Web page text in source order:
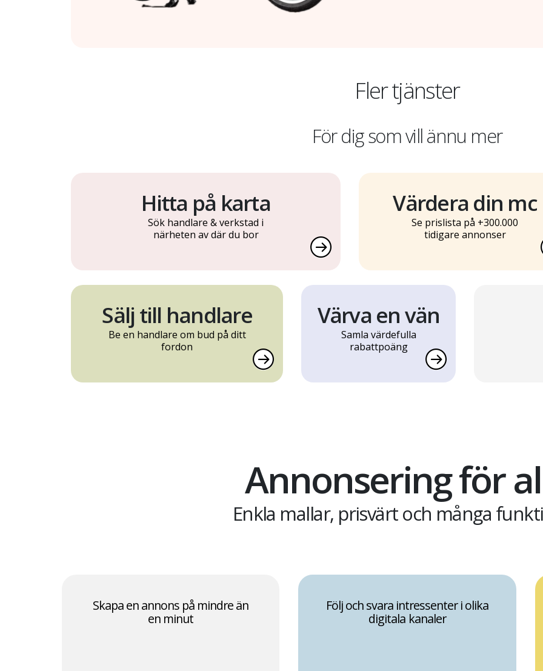
Fler tjänster
För dig som vill ännu mer
Hitta på karta
Sök handlare & verkstad i
närheten av där du bor
Värdera din mc
Se prislista på +300.000
tidigare annonser
Sälj till handlare
Be en handlare om bud på ditt
fordon
Värva en vän
Samla värdefulla
rabattpoäng
Annonsering för
Enkla mallar, prisvärt och många
Skapa en annons på mindre än
en minut
Följ och svara intressenter i olika
digitala kanaler